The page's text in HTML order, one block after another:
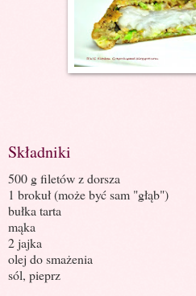
Składniki
500 g filetów z dorsza
1 brokuł (może być sam "głąb")
bułka tarta
mąka
2 jajka
olej do smażenia
sól, pieprz